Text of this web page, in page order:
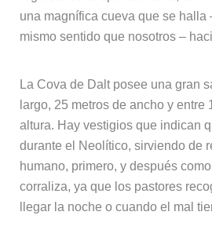
una magnífica cueva que se halla
mismo sentido que nosotros –
La Cova de Dalt posee una gran
largo, 25 metros de ancho y entre
altura. Hay vestigios que indican
durante el Neolítico, sirviendo de
humano, primero, y después
corraliza, ya que los pastores
llegar la noche o cuando el mal